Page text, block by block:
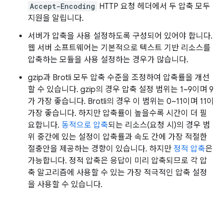
Accept-Encoding HTTP 요청 헤더에서 두 압축 모두
지원을 알립니다.
서버가 압축을 사용 설정하도록 구성되어 있어야 합니다.
웹 서버 소프트웨어는 기본적으로 텍스트 기반 리소스를
압축하는 모듈을 사용 설정하는 경우가 많습니다.
gzip과 Brotli 모두 압축 수준을 조정하여 압축률을 개선
할 수 있습니다. gzip의 경우 압축 설정 범위는 1~9이며 9
가 가장 좋습니다. Brotli의 경우 이 범위는 0~11이며 11이
가장 좋습니다. 하지만 압축률이 높을수록 시간이 더 필
요합니다. 동적으로 압축되는 리소스(요청 시)의 경우 범
위 중간에 있는 설정이 압축률과 속도 간에 가장 적절한
절충안을 제공하는 경향이 있습니다. 하지만 정적 압축은
가능합니다. 정적 압축은 응답이 미리 압축되므로 각 압
축 알고리즘에 사용할 수 있는 가장 적극적인 압축 설정
을 사용할 수 있습니다.